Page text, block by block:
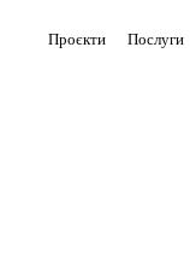
Проєкти Послуги